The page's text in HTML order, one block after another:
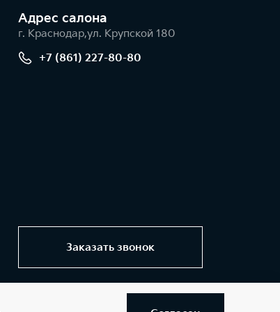
Адрес салонa
г. Краснодар,ул. Крупской 180
+7 (861) 227-80-80
Заказать звонок